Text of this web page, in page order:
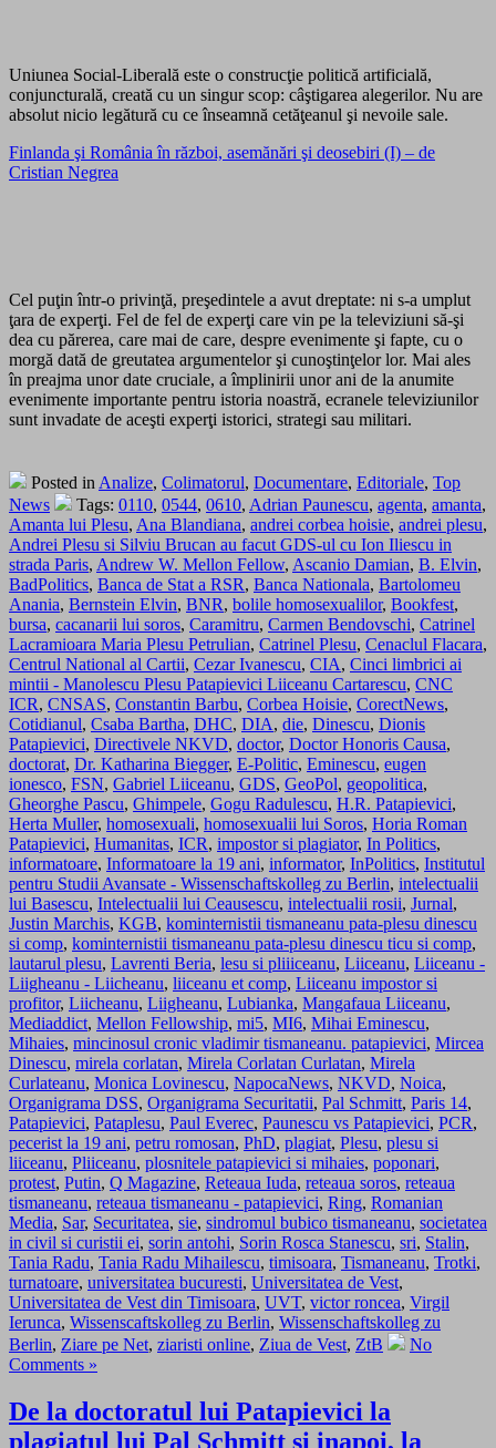
Uniunea Social-Liberală este o construcţie politică artificială,
conjuncturală, creată cu un singur scop: câştigarea alegerilor. Nu are
absolut nicio legătură cu ce înseamnă cetăţeanul şi nevoile sale.
Finlanda şi România în război, asemănări şi deosebiri (I) – de
Cristian Negrea
Cel puţin într-o privinţă, preşedintele a avut dreptate: ni s-a umplut
ţara de experţi. Fel de fel de experţi care vin pe la televiziuni să-şi
dea cu părerea, care mai de care, despre evenimente şi fapte, cu o
morgă dată de greutatea argumentelor şi cunoştinţelor lor. Mai ales
în preajma unor date cruciale, a împlinirii unor ani de la anumite
evenimente importante pentru istoria noastră, ecranele televiziunilor
sunt invadate de aceşti experţi istorici, strategi sau militari.
Posted in Analize, Colimatorul, Documentare, Editoriale, Top
News
Tags: 0110, 0544, 0610, Adrian Paunescu, agenta, amanta,
Amanta lui Plesu, Ana Blandiana, andrei corbea hoisie, andrei plesu,
Andrei Plesu si Silviu Brucan au facut GDS-ul cu Ion Iliescu in
strada Paris, Andrew W. Mellon Fellow, Ascanio Damian, B. Elvin,
BadPolitics, Banca de Stat a RSR, Banca Nationala, Bartolomeu
Anania, Bernstein Elvin, BNR, bolile homosexualilor, Bookfest,
bursa, cacanarii lui soros, Caramitru, Carmen Bendovschi, Catrinel
Lacramioara Maria Plesu Petrulian, Catrinel Plesu, Cenaclul Flacara,
Centrul National al Cartii, Cezar Ivanescu, CIA, Cinci limbrici ai
mintii - Manolescu Plesu Patapievici Liiceanu Cartarescu, CNC
ICR, CNSAS, Constantin Barbu, Corbea Hoisie, CorectNews,
Cotidianul, Csaba Bartha, DHC, DIA, die, Dinescu, Dionis
Patapievici, Directivele NKVD, doctor, Doctor Honoris Causa,
doctorat, Dr. Katharina Biegger, E-Politic, Eminescu, eugen
ionesco, FSN, Gabriel Liiceanu, GDS, GeoPol, geopolitica,
Gheorghe Pascu, Ghimpele, Gogu Radulescu, H.R. Patapievici,
Herta Muller, homosexuali, homosexualii lui Soros, Horia Roman
Patapievici, Humanitas, ICR, impostor si plagiator, In Politics,
informatoare, Informatoare la 19 ani, informator, InPolitics, Institutul
pentru Studii Avansate - Wissenschaftskolleg zu Berlin, intelectualii
lui Basescu, Intelectualii lui Ceausescu, intelectualii rosii, Jurnal,
Justin Marchis, KGB, kominternistii tismaneanu pata-plesu dinescu
si comp, kominternistii tismaneanu pata-plesu dinescu ticu si comp,
lautarul plesu, Lavrenti Beria, lesu si pliiiceanu, Liiceanu, Liiceanu -
Liigheanu - Liicheanu, liiceanu et comp, Liiceanu impostor si
profitor, Liicheanu, Liigheanu, Lubianka, Mangafaua Liiceanu,
Mediaddict, Mellon Fellowship, mi5, MI6, Mihai Eminescu,
Mihaies, mincinosul cronic vladimir tismaneanu. patapievici, Mircea
Dinescu, mirela corlatan, Mirela Corlatan Curlatan, Mirela
Curlateanu, Monica Lovinescu, NapocaNews, NKVD, Noica,
Organigrama DSS, Organigrama Securitatii, Pal Schmitt, Paris 14,
Patapievici, Pataplesu, Paul Everec, Paunescu vs Patapievici, PCR,
pecerist la 19 ani, petru romosan, PhD, plagiat, Plesu, plesu si
liiceanu, Pliiceanu, plosnitele patapievici si mihaies, poponari,
protest, Putin, Q Magazine, Reteaua Iuda, reteaua soros, reteaua
tismaneanu, reteaua tismaneanu - patapievici, Ring, Romanian
Media, Sar, Securitatea, sie, sindromul bubico tismaneanu, societatea
in civil si curistii ei, sorin antohi, Sorin Rosca Stanescu, sri, Stalin,
Tania Radu, Tania Radu Mihailescu, timisoara, Tismaneanu, Trotki,
turnatoare, universitatea bucuresti, Universitatea de Vest,
Universitatea de Vest din Timisoara, UVT, victor roncea, Virgil
Ierunca, Wissenscaftskolleg zu Berlin, Wissenschaftskolleg zu
Berlin, Ziare pe Net, ziaristi online, Ziua de Vest, ZtB
No
Comments »
De la doctoratul lui Patapievici la
plagiatul lui Pal Schmitt si inapoi, la